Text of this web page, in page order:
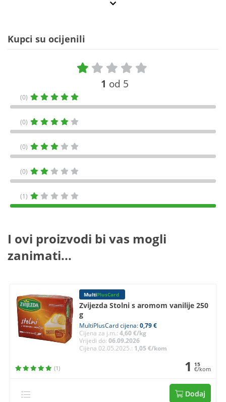
Kupci su ocijenili
1 od 5
(0)
(0)
(0)
(0)
(1)
I ovi proizvodi bi vas mogli
zanimati...
MultiPlusCard
Zvijezda Stolni s aromom vanilije 250
g
MultiPlusCard cijena:0,79 €
Cijena za j.m.: 4,60 €/kg
Vrijedi do: 06.09.2026
Cijena 02.05.2025.: 1,05 €/kom
(1) 1 15
€/kom
Dodaj